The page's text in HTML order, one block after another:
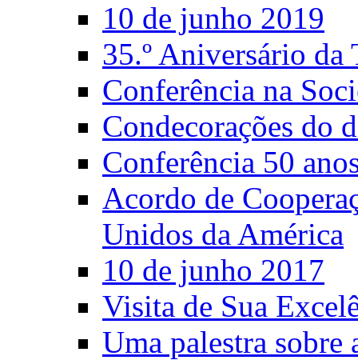
10 de junho 2019
35.º Aniversário
Conferência na
Condecorações do
Conferência 50
Acordo de
Unidos da América
10 de junho 2017
Visita de Sua
Uma palestra sobre